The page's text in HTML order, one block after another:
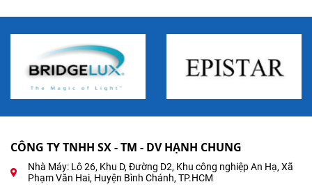
CÔNG TY TNHH SX - TM - DV HẠNH CHUNG
Nhà Máy: Lô 26, Khu D, Đường D2, Khu công nghiệp An Hạ, Xã
Phạm Văn Hai, Huyện Bình Chánh, TP.HCM